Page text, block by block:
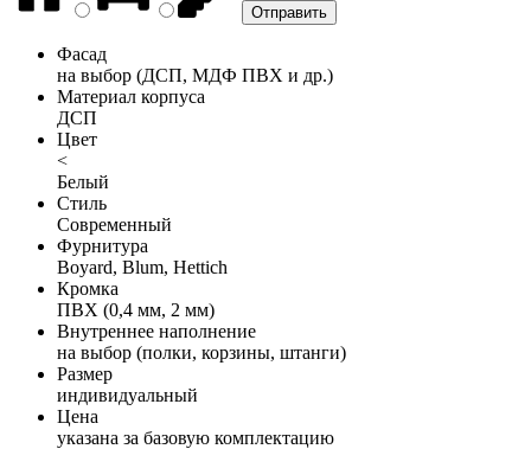
Фасад
на выбор (ДСП, МДФ ПВХ и др.)
Материал корпуса
ДСП
Цвет
<
Белый
Стиль
Современный
Фурнитура
Boyard, Blum, Hettich
Кромка
ПВХ (0,4 мм, 2 мм)
Внутреннее наполнение
на выбор (полки, корзины, штанги)
Размер
индивидуальный
Цена
указана за базовую комплектацию